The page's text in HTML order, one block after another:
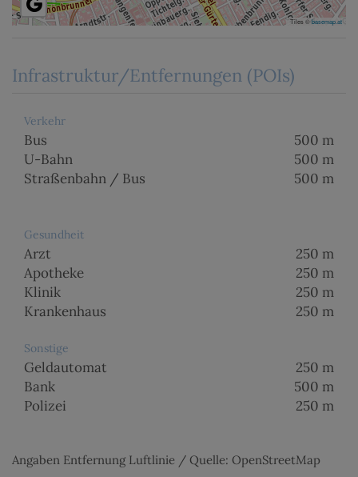
Tiles ©basemap.at
Infrastruktur/Entfernungen (POIs)
Verkehr
Bus
500 m
U-Bahn
500 m
Straßenbahn / Bus
500 m
Gesundheit
Arzt
250 m
Apotheke
250 m
Klinik
250 m
Krankenhaus
250 m
Sonstige
Geldautomat
250 m
Bank
500 m
Polizei
250 m
Angaben Entfernung Luftlinie / Quelle: OpenStreetMap